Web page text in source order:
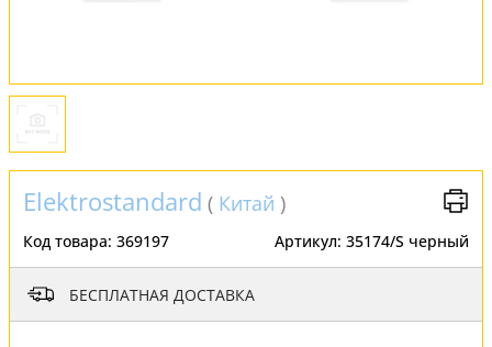
Elektrostandard ( Китай )
Код товара: 369197 Артикул: 35174/S черный
БЕСПЛАТНАЯ ДОСТАВКА